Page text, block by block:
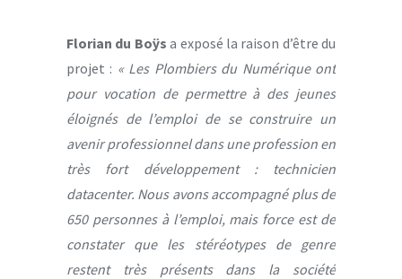
Florian du Boÿs a exposé la raison d’être du
projet : « Les Plombiers du Numérique ont
pour vocation de permettre à des jeunes
éloignés de l’emploi de se construire un
avenir professionnel dans une profession en
très fort développement : technicien
datacenter. Nous avons accompagné plus de
650 personnes à l’emploi, mais force est de
constater que les stéréotypes de genre
restent très présents dans la société